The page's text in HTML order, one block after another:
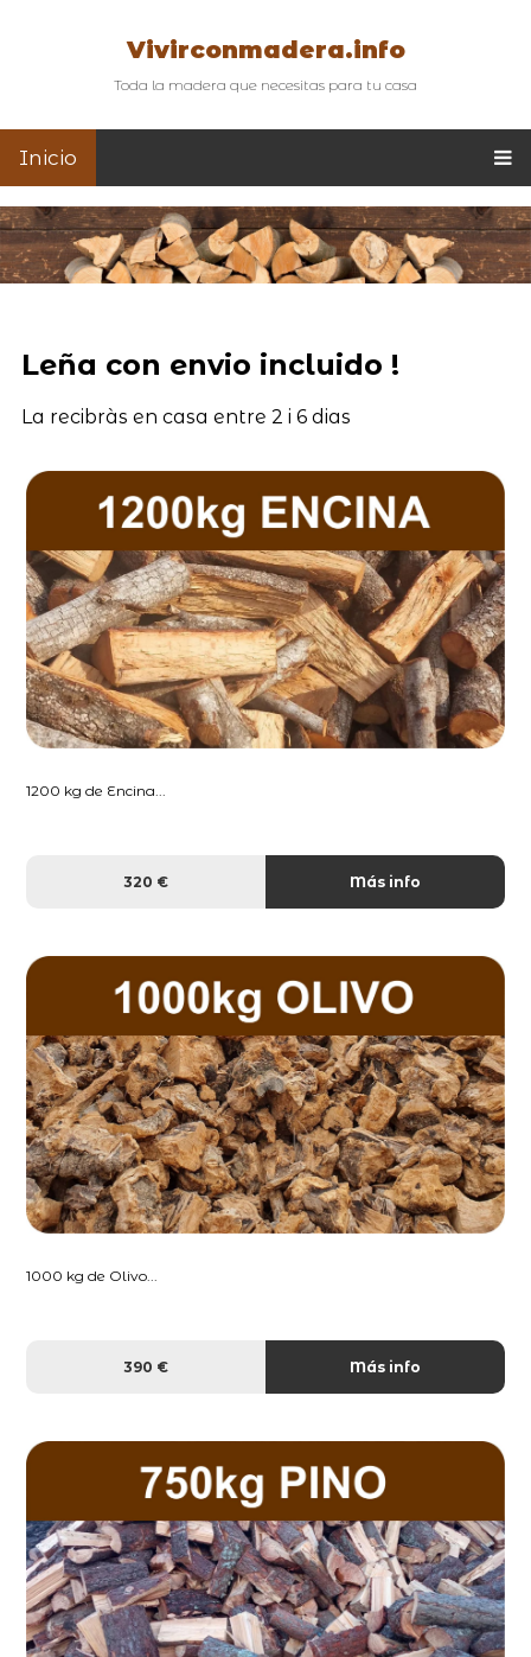
Vivirconmadera.info
Toda la madera que necesitas para tu casa
Inicio
Leña con envio incluido !
La recibràs en casa entre 2 i 6 dias
1200 kg de Encina...
320 € Más info
1000 kg de Olivo...
390 € Más info